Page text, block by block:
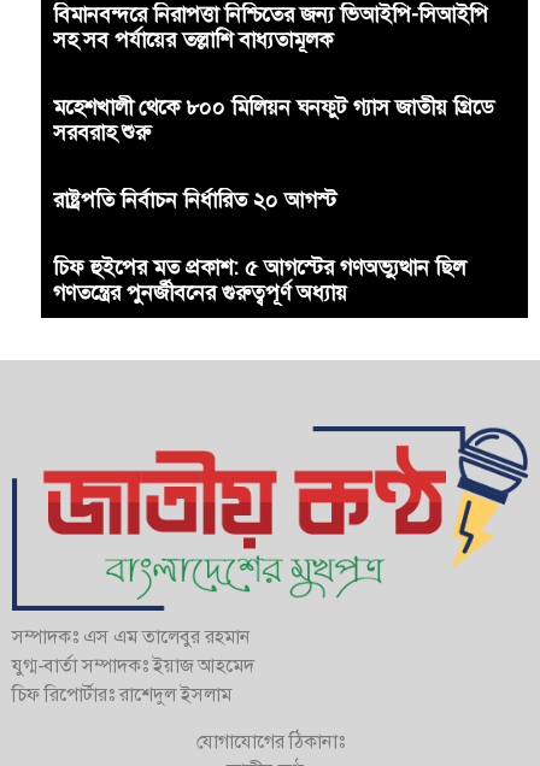
বিমানবন্দরে নিরাপত্তা নিশ্চিতের জন্য ভিআইপি-সিআইপি
সহ সব পর্যায়ের তল্লাশি বাধ্যতামূলক
মহেশখালী থেকে ৮০০ মিলিয়ন ঘনফুট গ্যাস জাতীয় গ্রিডে
সরবরাহ শুরু
রাষ্ট্রপতি নির্বাচন নির্ধারিত ২০ আগস্ট
চিফ হুইপের মত প্রকাশ: ৫ আগস্টের গণঅভ্যুত্থান ছিল
গণতন্ত্রের পুনর্জীবনের গুরুত্বপূর্ণ অধ্যায়
সম্পাদকঃ এস এম তালেবুর রহমান
যুগ্ম-বার্তা সম্পাদকঃ ইয়াজ আহমেদ
চিফ রিপোর্টারঃ রাশেদুল ইসলাম
যোগাযোগের ঠিকানাঃ